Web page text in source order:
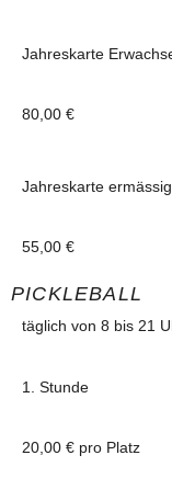
Jahreskarte
80,00 €
Jahreskarte
55,00 €
PICKLEBALL
täglich von 8 bis 21
1. Stunde
20,00 € pro Platz